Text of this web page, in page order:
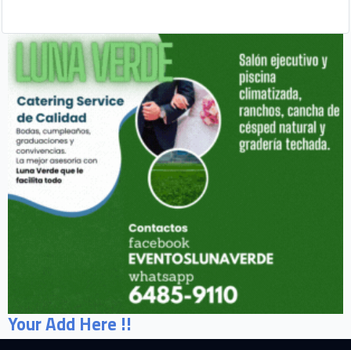
Your Add Here !!